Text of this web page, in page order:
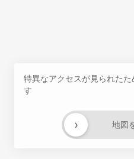
特異なアクセスが見られた
す
地図
›